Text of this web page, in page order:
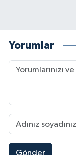
Yorumlar
Gönder